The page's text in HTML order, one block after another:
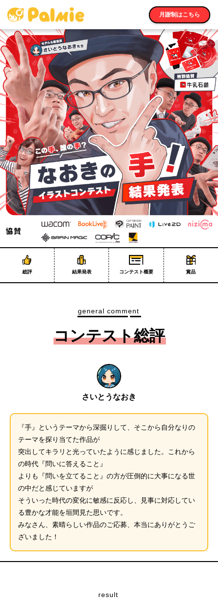
月謝制はこちら
総評 結果発表 コンテスト概要 賞品
general comment
コンテスト総評
さいとうなおき
『手』というテーマから深掘りして、そこから自分なりの
テーマを探り当てた作品が
突出してキラリと光っていたように感じました。これから
の時代『問いに答えること』
よりも『問いを立てること』の方が圧倒的に大事になる世
の中だと感じていますが
そういった時代の変化に敏感に反応し、見事に対応してい
る豊かな才能を垣間見た思いです。
みなさん、素晴らしい作品のご応募、本当にありがとうご
ざいました！
result